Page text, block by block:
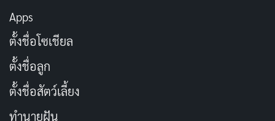
Apps
ตั้งชื่อโซเชียล
ตั้งชื่อลูก
ตั้งชื่อสัตว์เลี้ยง
ทำนายฝัน